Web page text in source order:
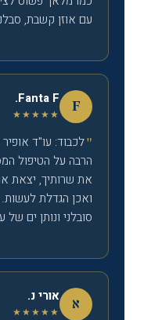
עם אוזן קשבת,
F
Fanta F.
★★★★★
לכבוד: עו"ד
הרבה על הטיפול
את שרותיך, יצאת
ואכן הגדלת
סובלני ונותן ים
א אורי נ.
★★★★★